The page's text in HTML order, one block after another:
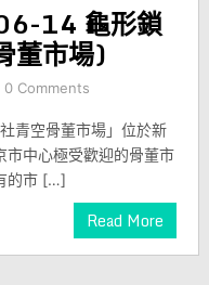
14 龜形鎖
董市場)
0 Comments
青空骨董市場」位於新
市中心極受歡迎的骨董市
的市 […]
Read More